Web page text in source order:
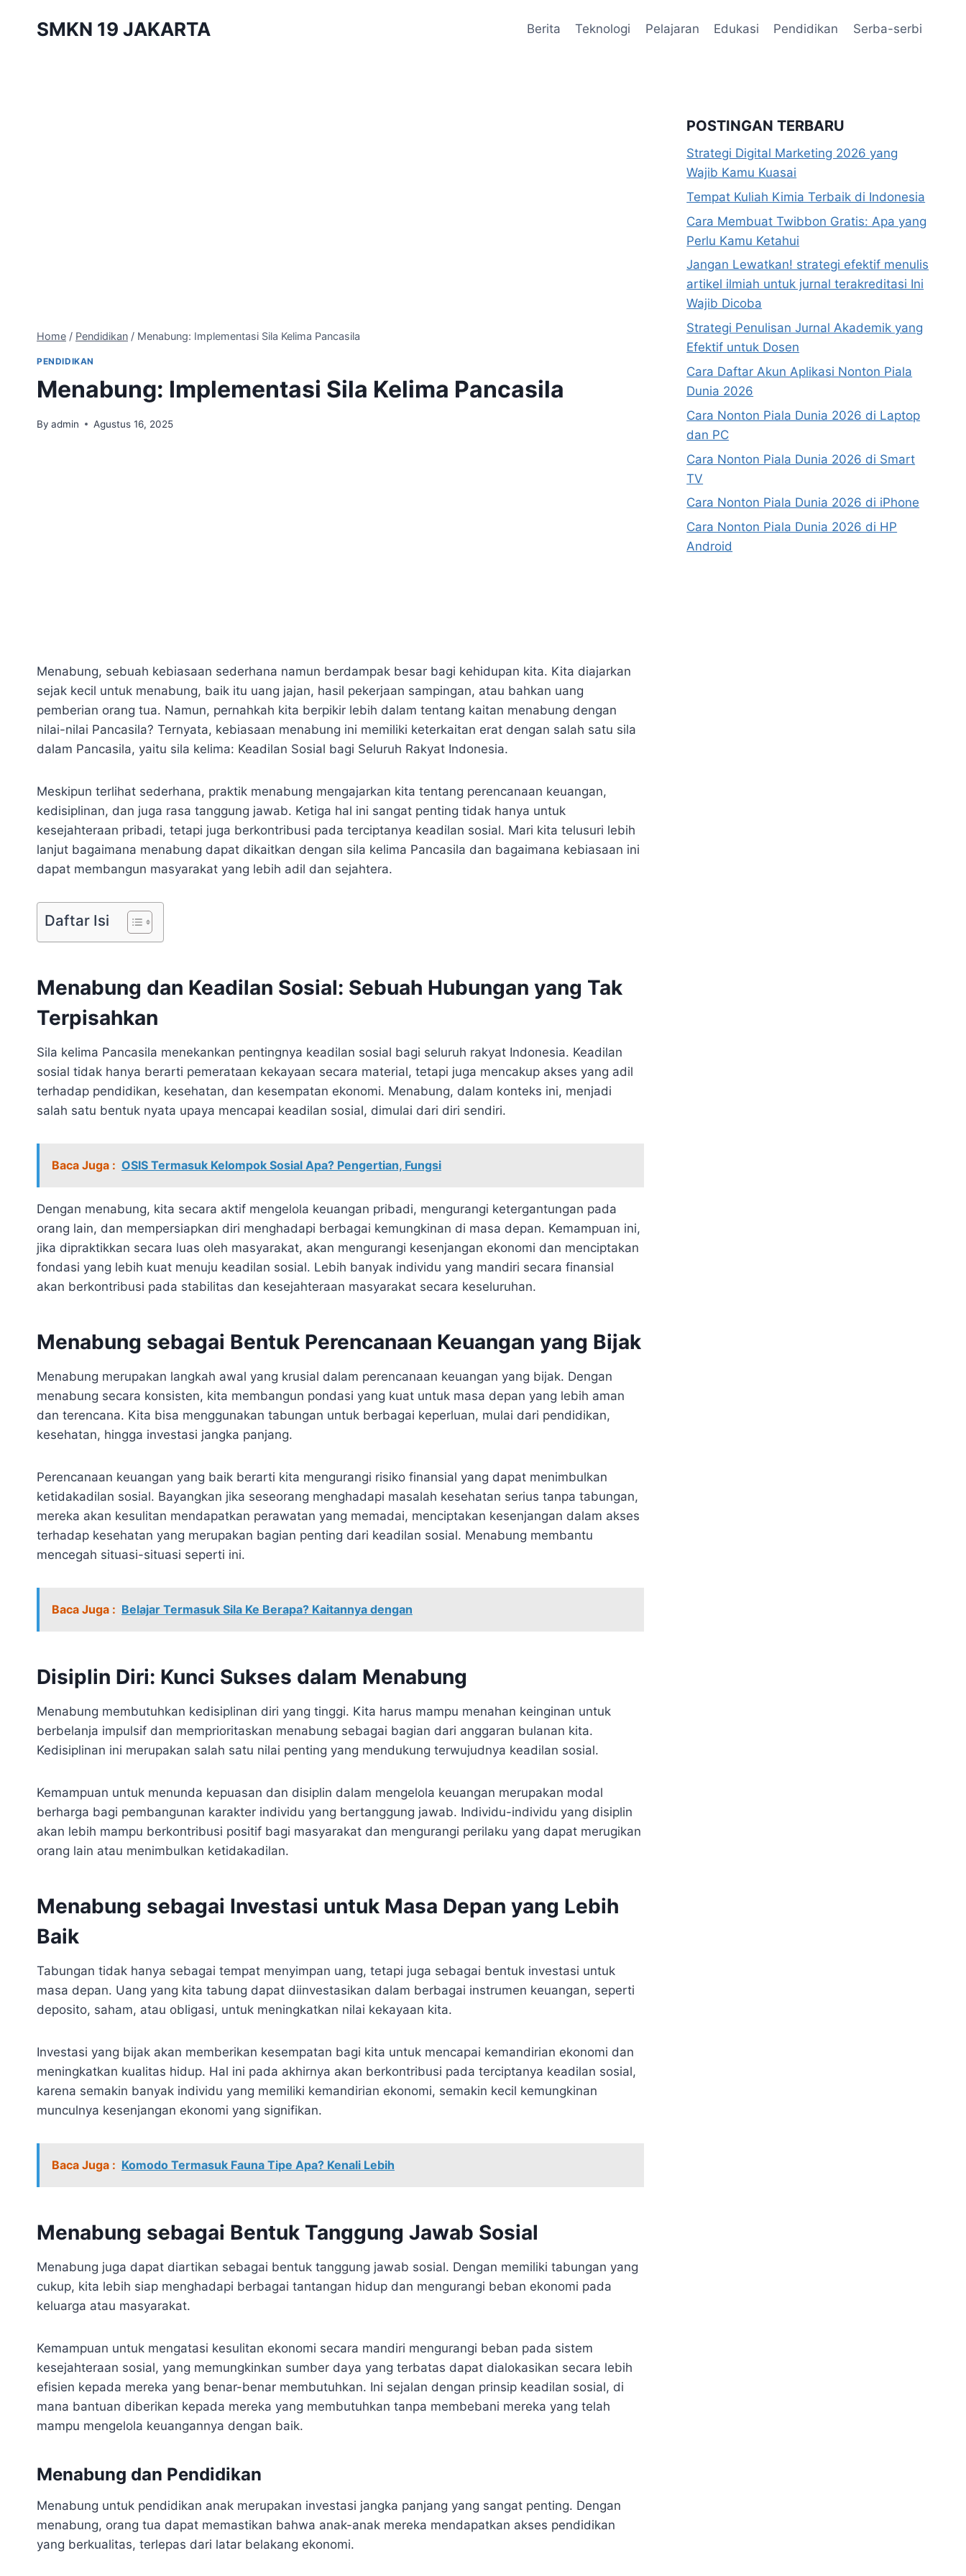
SMKN 19 JAKARTA Berita Teknologi Pelajaran Edukasi Pendidikan Serba-serbi
Home / Pendidikan / Menabung: Implementasi Sila Kelima Pancasila
PENDIDIKAN
Menabung: Implementasi Sila Kelima Pancasila
By admin Agustus 16, 2025
Menabung, sebuah kebiasaan sederhana namun berdampak besar bagi kehidupan kita. Kita diajarkan
sejak kecil untuk menabung, baik itu uang jajan, hasil pekerjaan sampingan, atau bahkan uang
pemberian orang tua. Namun, pernahkah kita berpikir lebih dalam tentang kaitan menabung dengan
nilai-nilai Pancasila? Ternyata, kebiasaan menabung ini memiliki keterkaitan erat dengan salah satu sila
dalam Pancasila, yaitu sila kelima: Keadilan Sosial bagi Seluruh Rakyat Indonesia.
Meskipun terlihat sederhana, praktik menabung mengajarkan kita tentang perencanaan keuangan,
kedisiplinan, dan juga rasa tanggung jawab. Ketiga hal ini sangat penting tidak hanya untuk
kesejahteraan pribadi, tetapi juga berkontribusi pada terciptanya keadilan sosial. Mari kita telusuri lebih
lanjut bagaimana menabung dapat dikaitkan dengan sila kelima Pancasila dan bagaimana kebiasaan ini
dapat membangun masyarakat yang lebih adil dan sejahtera.
Daftar Isi
Menabung dan Keadilan Sosial: Sebuah Hubungan yang Tak
Terpisahkan
Sila kelima Pancasila menekankan pentingnya keadilan sosial bagi seluruh rakyat Indonesia. Keadilan
sosial tidak hanya berarti pemerataan kekayaan secara material, tetapi juga mencakup akses yang adil
terhadap pendidikan, kesehatan, dan kesempatan ekonomi. Menabung, dalam konteks ini, menjadi
salah satu bentuk nyata upaya mencapai keadilan sosial, dimulai dari diri sendiri.
Baca Juga : OSIS Termasuk Kelompok Sosial Apa? Pengertian, Fungsi
Dengan menabung, kita secara aktif mengelola keuangan pribadi, mengurangi ketergantungan pada
orang lain, dan mempersiapkan diri menghadapi berbagai kemungkinan di masa depan. Kemampuan ini,
jika dipraktikkan secara luas oleh masyarakat, akan mengurangi kesenjangan ekonomi dan menciptakan
fondasi yang lebih kuat menuju keadilan sosial. Lebih banyak individu yang mandiri secara finansial
akan berkontribusi pada stabilitas dan kesejahteraan masyarakat secara keseluruhan.
Menabung sebagai Bentuk Perencanaan Keuangan yang Bijak
Menabung merupakan langkah awal yang krusial dalam perencanaan keuangan yang bijak. Dengan
menabung secara konsisten, kita membangun pondasi yang kuat untuk masa depan yang lebih aman
dan terencana. Kita bisa menggunakan tabungan untuk berbagai keperluan, mulai dari pendidikan,
kesehatan, hingga investasi jangka panjang.
Perencanaan keuangan yang baik berarti kita mengurangi risiko finansial yang dapat menimbulkan
ketidakadilan sosial. Bayangkan jika seseorang menghadapi masalah kesehatan serius tanpa tabungan,
mereka akan kesulitan mendapatkan perawatan yang memadai, menciptakan kesenjangan dalam akses
terhadap kesehatan yang merupakan bagian penting dari keadilan sosial. Menabung membantu
mencegah situasi-situasi seperti ini.
Baca Juga : Belajar Termasuk Sila Ke Berapa? Kaitannya dengan
Disiplin Diri: Kunci Sukses dalam Menabung
Menabung membutuhkan kedisiplinan diri yang tinggi. Kita harus mampu menahan keinginan untuk
berbelanja impulsif dan memprioritaskan menabung sebagai bagian dari anggaran bulanan kita.
Kedisiplinan ini merupakan salah satu nilai penting yang mendukung terwujudnya keadilan sosial.
Kemampuan untuk menunda kepuasan dan disiplin dalam mengelola keuangan merupakan modal
berharga bagi pembangunan karakter individu yang bertanggung jawab. Individu-individu yang disiplin
akan lebih mampu berkontribusi positif bagi masyarakat dan mengurangi perilaku yang dapat merugikan
orang lain atau menimbulkan ketidakadilan.
Menabung sebagai Investasi untuk Masa Depan yang Lebih
Baik
Tabungan tidak hanya sebagai tempat menyimpan uang, tetapi juga sebagai bentuk investasi untuk
masa depan. Uang yang kita tabung dapat diinvestasikan dalam berbagai instrumen keuangan, seperti
deposito, saham, atau obligasi, untuk meningkatkan nilai kekayaan kita.
Investasi yang bijak akan memberikan kesempatan bagi kita untuk mencapai kemandirian ekonomi dan
meningkatkan kualitas hidup. Hal ini pada akhirnya akan berkontribusi pada terciptanya keadilan sosial,
karena semakin banyak individu yang memiliki kemandirian ekonomi, semakin kecil kemungkinan
munculnya kesenjangan ekonomi yang signifikan.
Baca Juga : Komodo Termasuk Fauna Tipe Apa? Kenali Lebih
Menabung sebagai Bentuk Tanggung Jawab Sosial
Menabung juga dapat diartikan sebagai bentuk tanggung jawab sosial. Dengan memiliki tabungan yang
cukup, kita lebih siap menghadapi berbagai tantangan hidup dan mengurangi beban ekonomi pada
keluarga atau masyarakat.
Kemampuan untuk mengatasi kesulitan ekonomi secara mandiri mengurangi beban pada sistem
kesejahteraan sosial, yang memungkinkan sumber daya yang terbatas dapat dialokasikan secara lebih
efisien kepada mereka yang benar-benar membutuhkan. Ini sejalan dengan prinsip keadilan sosial, di
mana bantuan diberikan kepada mereka yang membutuhkan tanpa membebani mereka yang telah
mampu mengelola keuangannya dengan baik.
Menabung dan Pendidikan
Menabung untuk pendidikan anak merupakan investasi jangka panjang yang sangat penting. Dengan
menabung, orang tua dapat memastikan bahwa anak-anak mereka mendapatkan akses pendidikan
yang berkualitas, terlepas dari latar belakang ekonomi.
POSTINGAN TERBARU
Strategi Digital Marketing 2026 yang
Wajib Kamu Kuasai
Tempat Kuliah Kimia Terbaik di Indonesia
Cara Membuat Twibbon Gratis: Apa yang
Perlu Kamu Ketahui
Jangan Lewatkan! strategi efektif menulis
artikel ilmiah untuk jurnal terakreditasi Ini
Wajib Dicoba
Strategi Penulisan Jurnal Akademik yang
Efektif untuk Dosen
Cara Daftar Akun Aplikasi Nonton Piala
Dunia 2026
Cara Nonton Piala Dunia 2026 di Laptop
dan PC
Cara Nonton Piala Dunia 2026 di Smart
TV
Cara Nonton Piala Dunia 2026 di iPhone
Cara Nonton Piala Dunia 2026 di HP
Android